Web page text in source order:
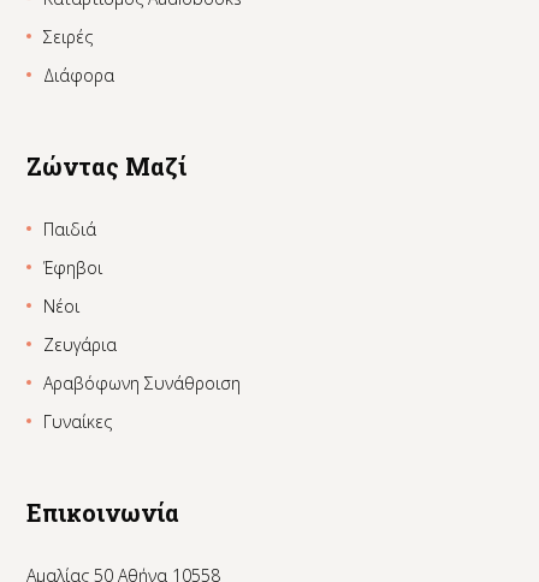
Σειρές
Διάφορα
Ζώντας Μαζί
Παιδιά
Έφηβοι
Νέοι
Ζευγάρια
Αραβόφωνη Συνάθροιση
Γυναίκες
Επικοινωνία
Αμαλίας 50 Αθήνα 10558